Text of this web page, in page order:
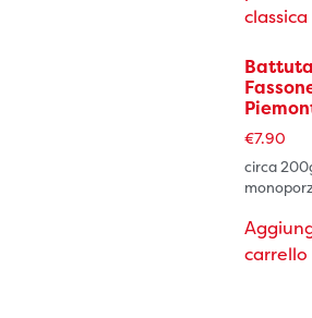
€7.90
circa
carrello